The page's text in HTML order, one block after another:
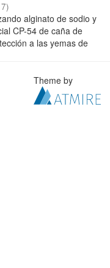
)
alginato de sodio y
CP-54 de caña de
a las yemas de
Theme by